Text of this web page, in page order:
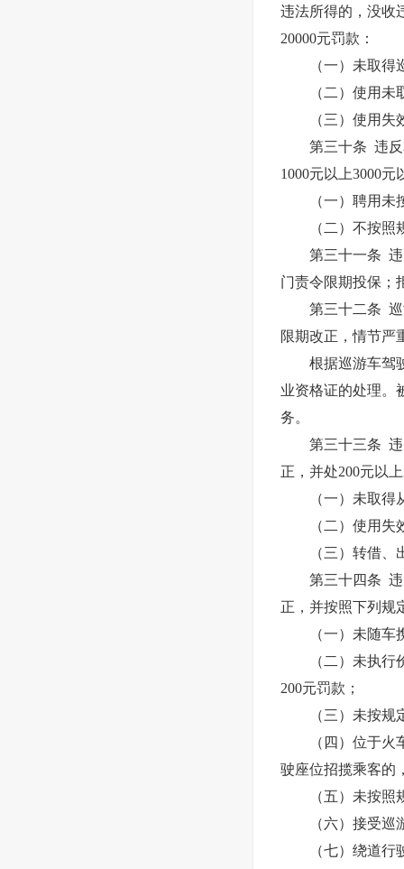
违法所得的，没收
20000元罚款：
（一）未取得巡
（二）使用未取
（三）使用失效
第三十条 违反本
1000元以上3000元
（一）聘用未按
（二）不按照规
第三十一条 违反
门责令限期投保；
第三十二条 巡游
限期改正，情节严
根据巡游车驾驶
业资格证的处理。
务。
第三十三条 违反
正，并处200元以
（一）未取得从
（二）使用失效
（三）转借、出
第三十四条 违反
正，并按照下列规
（一）未随车携
（二）未执行价
200元罚款；
（三）未按规定
（四）位于火车
驶座位招揽乘客的
（五）未按照规
（六）接受巡游
（七）绕道行驶